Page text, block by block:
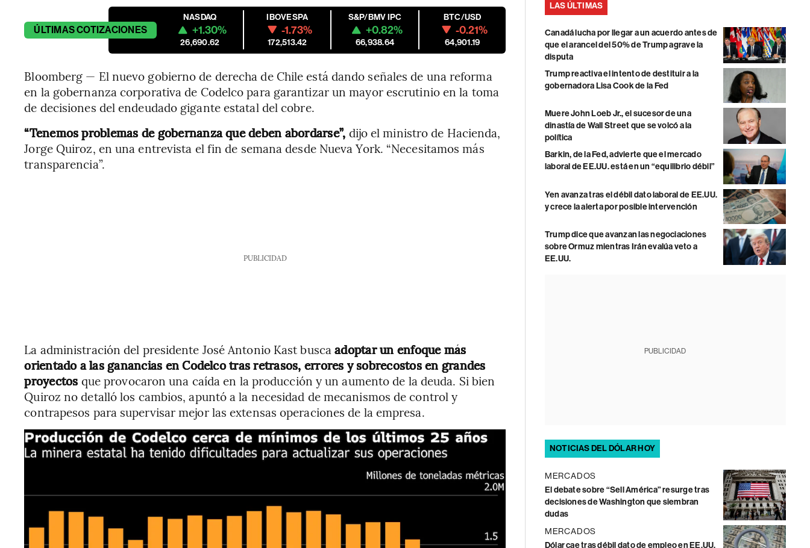
ÚLTIMASCOTIZACIONES
NASDAQ
+1.30%
26,690.62
IBOVESPA
-1.73%
172,513.42
S&P/BMV IPC
+0.82%
66,938.64
BTC/USD
-0.21%
64,901.19
Bloomberg — El nuevo gobierno de derecha de Chile está dando señales de una reforma
en la gobernanza corporativa de Codelco para garantizar un mayor escrutinio en la toma
de decisiones del endeudado gigante estatal del cobre.
“Tenemos problemas de gobernanza que deben abordarse”, dijo el ministro de Hacienda,
Jorge Quiroz, en una entrevista el fin de semana desde Nueva York. “Necesitamos más
transparencia”.
PUBLICIDAD
La administración del presidente José Antonio Kast busca adoptar un enfoque más
orientado a las ganancias en Codelco tras retrasos, errores y sobrecostos en grandes
proyectos que provocaron una caída en la producción y un aumento de la deuda. Si bien
Quiroz no detalló los cambios, apuntó a la necesidad de mecanismos de control y
contrapesos para supervisar mejor las extensas operaciones de la empresa.
LAS ÚLTIMAS
Canadá lucha por llegar a un acuerdo antes de
que el arancel del 50% de Trump agrave la
disputa
Trump reactiva el intento de destituir a la
gobernadora Lisa Cook de la Fed
Muere John Loeb Jr., el sucesor de una
dinastía de Wall Street que se volcó a la
política
Barkin, de la Fed, advierte que el mercado
laboral de EE.UU. está en un “equilibrio débil”
Yen avanza tras el débil dato laboral de EE.UU.
y crece la alerta por posible intervención
Trump dice que avanzan las negociaciones
sobre Ormuz mientras Irán evalúa veto a
EE.UU.
PUBLICIDAD
NOTICIAS DEL DÓLAR HOY
MERCADOS
El debate sobre “Sell América” resurge tras
decisiones de Washington que siembran
dudas
MERCADOS
Dólar cae tras débil dato de empleo en EE.UU.